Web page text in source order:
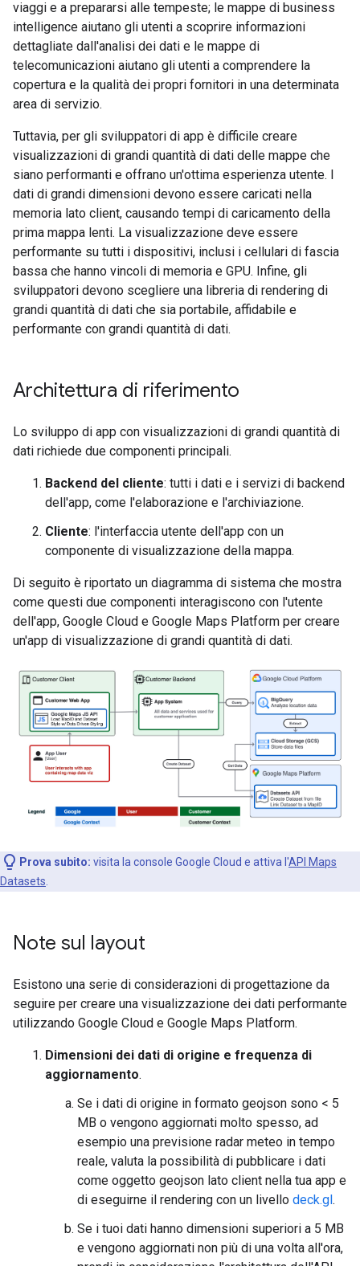
viaggi e a prepararsi alle tempeste; le mappe di business
intelligence aiutano gli utenti a scoprire informazioni
dettagliate dall'analisi dei dati e le mappe di
telecomunicazioni aiutano gli utenti a comprendere la
copertura e la qualità dei propri fornitori in una determinata
area di servizio.
Tuttavia, per gli sviluppatori di app è difficile creare
visualizzazioni di grandi quantità di dati delle mappe che
siano performanti e offrano un'ottima esperienza utente. I
dati di grandi dimensioni devono essere caricati nella
memoria lato client, causando tempi di caricamento della
prima mappa lenti. La visualizzazione deve essere
performante su tutti i dispositivi, inclusi i cellulari di fascia
bassa che hanno vincoli di memoria e GPU. Infine, gli
sviluppatori devono scegliere una libreria di rendering di
grandi quantità di dati che sia portabile, affidabile e
performante con grandi quantità di dati.
Architettura di riferimento
Lo sviluppo di app con visualizzazioni di grandi quantità di
dati richiede due componenti principali.
Backend del cliente: tutti i dati e i servizi di backend
dell'app, come l'elaborazione e l'archiviazione.
Cliente: l'interfaccia utente dell'app con un
componente di visualizzazione della mappa.
Di seguito è riportato un diagramma di sistema che mostra
come questi due componenti interagiscono con l'utente
dell'app, Google Cloud e Google Maps Platform per creare
un'app di visualizzazione di grandi quantità di dati.
Prova subito: visita la console Google Cloud e attiva l'API Maps
Datasets
Note sul layout
Esistono una serie di considerazioni di progettazione da
seguire per creare una visualizzazione dei dati performante
utilizzando Google Cloud e Google Maps Platform.
Dimensioni dei dati di origine e frequenza di
aggiornamento.
Se i dati di origine in formato geojson sono < 5
MB o vengono aggiornati molto spesso, ad
esempio una previsione radar meteo in tempo
reale, valuta la possibilità di pubblicare i dati
come oggetto geojson lato client nella tua app e
di eseguirne il rendering con un livello deck.gl.
Se i tuoi dati hanno dimensioni superiori a 5 MB
e vengono aggiornati non più di una volta all'ora,